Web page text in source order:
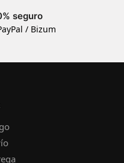
seguro
/ Bizum